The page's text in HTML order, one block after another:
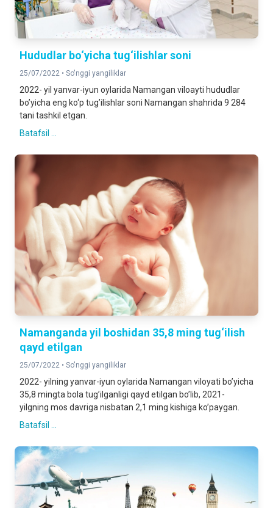
Hududlar bo‘yicha tug‘ilishlar soni
25/07/2022 • So'nggi yangiliklar
2022- yil yanvar-iyun oylarida Namangan viloayti hududlar
boʼyicha eng ko‘p tugʼilishlar soni Namangan shahrida 9 284
tani tashkil etgan.
Batafsil ...
Namanganda yil boshidan 35,8 ming tug‘ilish
qayd etilgan
25/07/2022 • So'nggi yangiliklar
2022- yilning yanvar-iyun oylarida Namangan viloyati boʼyicha
35,8 mingta bola tugʼilganligi qayd etilgan boʼlib, 2021-
yilgning mos davriga nisbatan 2,1 ming kishiga koʼpaygan.
Batafsil ...